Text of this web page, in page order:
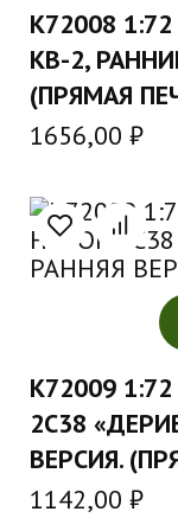
K72008
КВ-2,
(ПРЯМАЯ
1656,00 ₽
K72009
2С38
ВЕРСИЯ.
1142,00 ₽